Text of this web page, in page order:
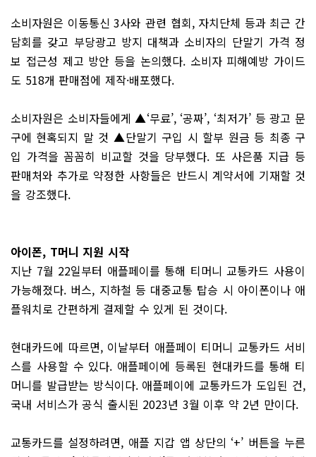
소비자원은 이동통신 3사와 관련 협회, 자치단체 등과 최근 간
담회를 갖고 부당광고 방지 대책과 소비자의 단말기 가격 정
보 접근성 제고 방안 등을 논의했다. 소비자 피해예방 가이드
도 518개 판매점에 제작·배포했다.
소비자원은 소비자들에게 ▲‘무료’, ‘공짜’, ‘최저가’ 등 광고 문
구에 현혹되지 말 것 ▲단말기 구입 시 할부 원금 등 최종 구
입 가격을 꼼꼼히 비교할 것을 당부했다. 또 사은품 지급 등
판매처와 추가로 약정한 사항들은 반드시 계약서에 기재할 것
을 강조했다.
아이폰, T머니 지원 시작
지난 7월 22일부터 애플페이를 통해 티머니 교통카드 사용이
가능해졌다. 버스, 지하철 등 대중교통 탑승 시 아이폰이나 애
플워치로 간편하게 결제할 수 있게 된 것이다.
현대카드에 따르면, 이날부터 애플페이 티머니 교통카드 서비
스를 사용할 수 있다. 애플페이에 등록된 현대카드를 통해 티
머니를 발급받는 방식이다. 애플페이에 교통카드가 도입된 건,
국내 서비스가 공식 출시된 2023년 3월 이후 약 2년 만이다.
교통카드를 설정하려면, 애플 지갑 앱 상단의 ‘+’ 버튼을 누른